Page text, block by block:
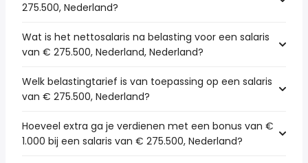
275.500, Nederland?
Wat is het nettosalaris na belasting voor een salaris
van € 275.500, Nederland, Nederland?
Welk belastingtarief is van toepassing op een salaris
van € 275.500, Nederland?
Hoeveel extra ga je verdienen met een bonus van €
1.000 bij een salaris van € 275.500, Nederland?